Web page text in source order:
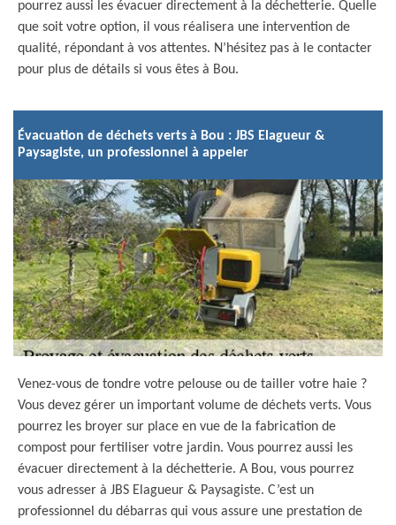
pourrez aussi les évacuer directement à la déchetterie. Quelle
que soit votre option, il vous réalisera une intervention de
qualité, répondant à vos attentes. N’hésitez pas à le contacter
pour plus de détails si vous êtes à Bou.
Évacuation de déchets verts à Bou : JBS Elagueur &
Paysagiste, un professionnel à appeler
Venez-vous de tondre votre pelouse ou de tailler votre haie ?
Vous devez gérer un important volume de déchets verts. Vous
pourrez les broyer sur place en vue de la fabrication de
compost pour fertiliser votre jardin. Vous pourrez aussi les
évacuer directement à la déchetterie. A Bou, vous pourrez
vous adresser à JBS Elagueur & Paysagiste. C’est un
professionnel du débarras qui vous assure une prestation de